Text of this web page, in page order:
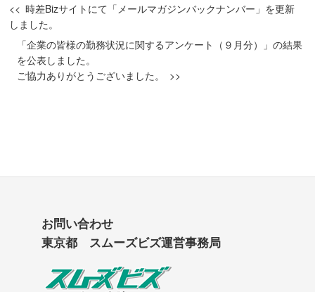
時差Bizサイトにて「メールマガジンバックナンバー」を更新
しました。
「企業の皆様の勤務状況に関するアンケート（９月分）」の結果
を公表しました。
ご協力ありがとうございました。
お問い合わせ
東京都 スムーズビズ運営事務局